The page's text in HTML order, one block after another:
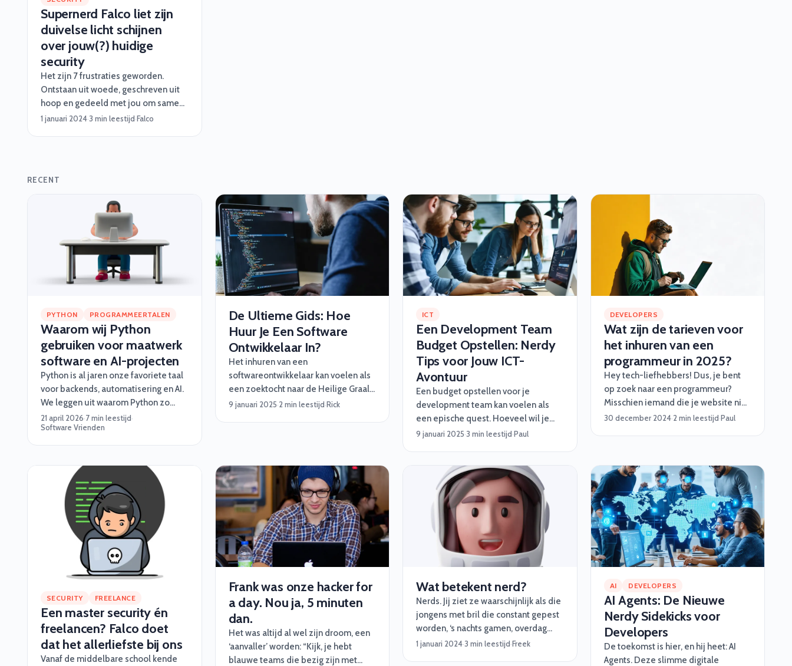
Supernerd Falco liet zijn
duivelse licht schijnen
over jouw(?) huidige
security
Het zijn 7 frustraties geworden.
Ontstaan uit woede, geschreven uit
hoop en gedeeld met jou om samen
wat te doen tegen alles en iedereen
1 januari 2024·3 min leestijd·Falco
RECENT
PYTHON PROGRAMMEERTALEN
Waarom wij Python
gebruiken voor maatwerk
software en AI-projecten
Python is al jaren onze favoriete taal
voor backends, automatisering en AI.
We leggen uit waarom Python zo
goed werkt voor maatwerk software,
en wanneer je beter iets anders kiest.
21 april 2026·7 min leestijd·
Software Vrienden
De Ultieme Gids: Hoe
Huur Je Een Software
Ontwikkelaar In?
Het inhuren van een
softwareontwikkelaar kan voelen als
een zoektocht naar de Heilige Graal
(of op z’n minst naar die ene sok die
grappige inzichten en een beetje
octopus-magic :)
9 januari 2025·2 min leestijd·Rick
ICT
Een Development Team
Budget Opstellen: Nerdy
Tips voor Jouw ICT-
Avontuur
Een budget opstellen voor je
development team kan voelen als
een epische quest. Hoeveel wil je
uitgeven? Welke nerds heb je nodig?
paniek! Software Vrienden helpt je
met slimme, praktische én vooral
nerdy tips om jouw project soepel te
laten verlopen. Of je nu een medior
developer, een functioneel
beheerder, of een cyber security
specialist nodig hebt, met een goed
budget ben je al halverwege. 🎮Stap
1: Begin met je missie (de
projectdoelen)
9 januari 2025·3 min leestijd·Paul
DEVELOPERS
Wat zijn de tarieven voor
het inhuren van een
programmeur in 2025?
Hey tech-liefhebbers! Dus, je bent
op zoek naar een programmeur?
Misschien iemand die je website niet
alleen mooi maakt, maar ook snapt
qua kosten in 2025, want ja, talent
kost wat.
30 december 2024·2 min leestijd·Paul
SECURITY FREELANCE
Een master security én
freelancen? Falco doet
dat het allerliefste bij ons
Vanaf de middelbare school kende
Frank was onze hacker for
a day. Nou ja, 5 minuten
dan.
Het was altijd al wel zijn droom, een
‘aanvaller’ worden: “Kijk, je hebt
blauwe teams die bezig zijn met
Wat betekent nerd?
Nerds. Jij ziet ze waarschijnlijk als die
jongens met bril die constant gepest
worden, ‘s nachts gamen, overdag
klussen aan computers, ‘s ochtends
1 januari 2024·3 min leestijd·Freek
AI DEVELOPERS
AI Agents: De Nieuwe
Nerdy Sidekicks voor
Developers
De toekomst is hier, en hij heet: AI
Agents. Deze slimme digitale